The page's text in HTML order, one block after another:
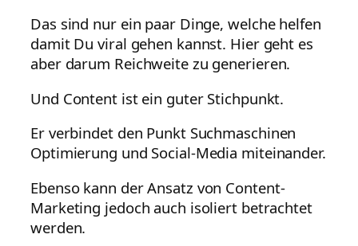
Das sind nur ein paar Dinge, welche helfen
damit Du viral gehen kannst. Hier geht es
aber darum Reichweite zu generieren.
Und Content ist ein guter Stichpunkt.
Er verbindet den Punkt Suchmaschinen
Optimierung und Social-Media miteinander.
Ebenso kann der Ansatz von Content-
Marketing jedoch auch isoliert betrachtet
werden.